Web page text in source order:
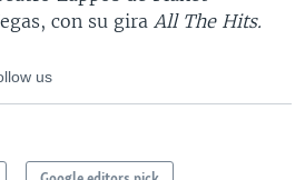
con su gira All The Hits.
us